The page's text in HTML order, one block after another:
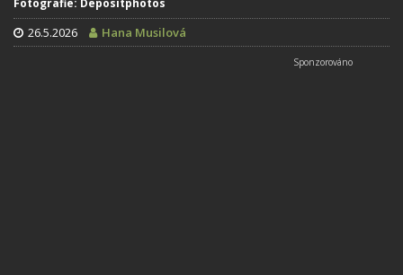
Fotografie: Depositphotos
26.5.2026 Hana Musilová